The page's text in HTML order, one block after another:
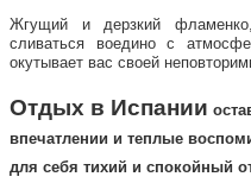
Жгущий и дерзкий
сливаться воедино с
окутывает вас своей
Отдых в Испании
впечатлении и теплые
для себя тихий и спокойный